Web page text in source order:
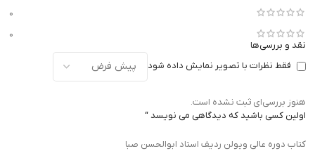
0
0
نقد و بررسی‌ها
فقط نظرات با تصویر نمایش داده شود
هنوز بررسی‌ای ثبت نشده است.
اولین کسی باشید که دیدگاهی می نویسد “
کتاب دوره عالی ویولن ردیف استاد ابوالحسن صبا